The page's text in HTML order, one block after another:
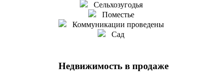
Сельхозугодья
Поместье
Коммуникации проведены
Сад
Недвижимость в продаже